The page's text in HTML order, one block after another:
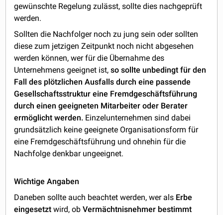
gewünschte Regelung zulässt, sollte dies nachgeprüft
werden.
Sollten die Nachfolger noch zu jung sein oder sollten
diese zum jetzigen Zeitpunkt noch nicht abgesehen
werden können, wer für die Übernahme des
Unternehmens geeignet ist,so sollte unbedingt für den
Fall des plötzlichen Ausfalls durch eine passende
Gesellschaftsstruktur eine Fremdgeschäftsführung
durch einen geeigneten Mitarbeiter oder Berater
ermöglicht werden. Einzelunternehmen sind dabei
grundsätzlich keine geeignete Organisationsform für
eine Fremdgeschäftsführung und ohnehin für die
Nachfolge denkbar ungeeignet.
Wichtige Angaben
Daneben sollte auch beachtet werden, wer als Erbe
eingesetzt wird, obVermächtnisnehmer bestimmt